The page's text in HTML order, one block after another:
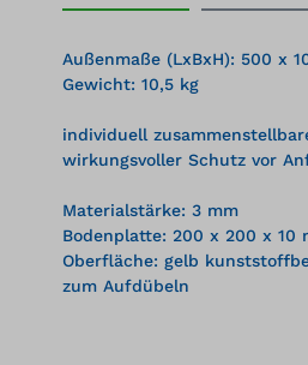
Außenmaße (LxBxH): 500 x
Gewicht: 10,5 kg
individuell
wirkungsvoller Schutz vor
Materialstärke: 3 mm
Bodenplatte: 200 x 200 x 10
Oberfläche: gelb
zum Aufdübeln